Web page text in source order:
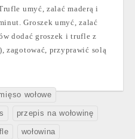
umyć, zalać maderą i
Groszek umyć, zalać
dodać groszek i trufle z
zagotować, przyprawić solą
wołowe
przepis na wołowinę
wołowina